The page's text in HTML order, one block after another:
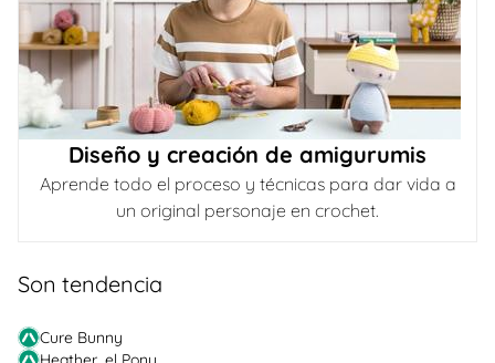
Diseño y creación de amigurumis
Aprende todo el proceso y técnicas para dar vida a
un original personaje en crochet.
Son tendencia
Cure Bunny